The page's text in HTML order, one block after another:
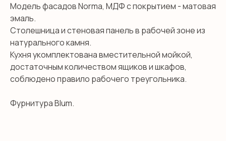
Модель фасадов Norma, МДФ с покрытием - матовая
эмаль.
Столешница и стеновая панель в рабочей зоне из
натурального камня.
Кухня укомплектована вместительной мойкой,
достаточным количеством ящиков и шкафов,
соблюдено правило рабочего треугольника.
Фурнитура Blum.